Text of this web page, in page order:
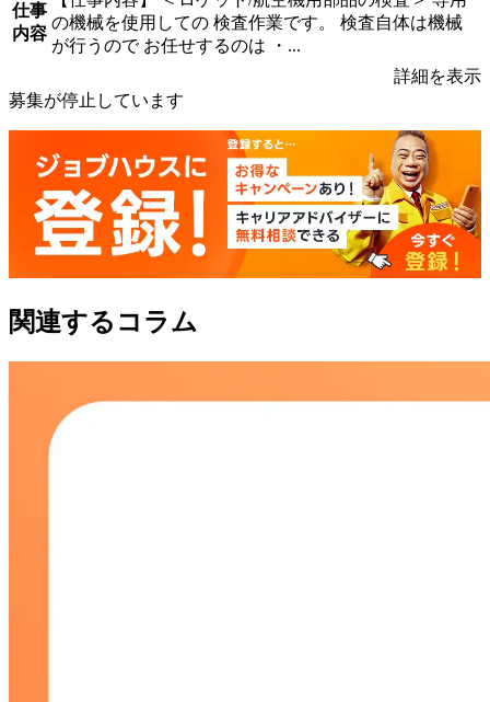
仕事
内容
の機械を使用しての 検査作業です。 検査自体は機械
が行うので お任せするのは ・...
詳細を表示
募集が停止しています
関連するコラム